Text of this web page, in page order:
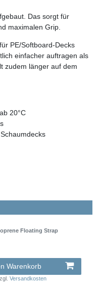
Das sorgt für
maximalen Grip.
PE/Softboard-Decks
einfacher auftragen als
zudem länger auf dem
20°C
Floating Strap
Warenkorb
Versandkosten